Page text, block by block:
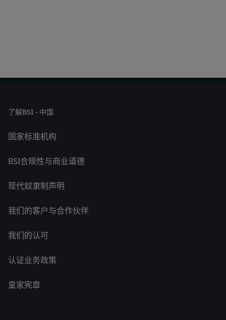
了解BSI - 中国
国家标准机构
BSI合规性与商业道德
现代奴隶制声明
我们的客户与合作伙伴
我们的认可
认证业务政策
皇家宪章